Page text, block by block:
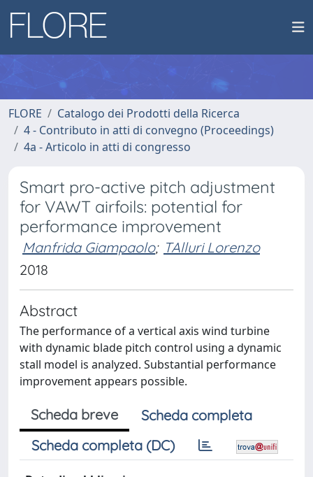
FLORE
Catalogo dei Prodotti della Ricerca
4 - Contributo in atti di convegno (Proceedings)
4a - Articolo in atti di congresso
Smart pro-active pitch adjustment
for VAWT airfoils: potential for
performance improvement
Manfrida Giampaolo; TAlluri Lorenzo
2018
Abstract
The performance of a vertical axis wind turbine
with dynamic blade pitch control using a dynamic
stall model is analyzed. Substantial performance
improvement appears possible.
Scheda breve
Scheda completa
Scheda completa (DC)